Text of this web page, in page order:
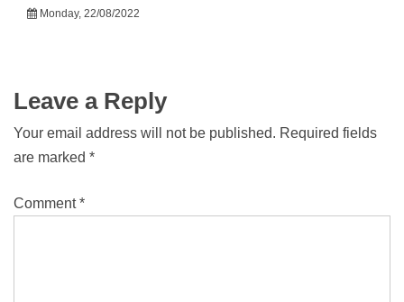
Monday, 22/08/2022
Leave a Reply
Your email address will not be published. Required fields
are marked *
Comment*